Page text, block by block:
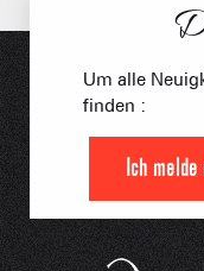
Um alle
finden :
Ich